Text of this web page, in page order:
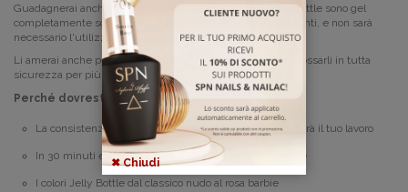
Guadagnerai anche tempo durante la rimozione: le Jelly Bottle sono gel
completamente solubili, così come gli smalti semipermanenti, e non sarà
necessario l'utilizzo di una fresa.
Li amerai anche per la loro formula che ti permetterà di indossarli in tutta
sicurezza per più di 4 settimane!
Perché dovresti averli?
La consistenza medio-densa e autolivellante velocizzerà il tuo lavoro
In 30 minuti effettuerai un refill o il ritocco delle unghie
I colori Jelly Bottle dal classico nudo al rosa barbie
✖ Chiudi